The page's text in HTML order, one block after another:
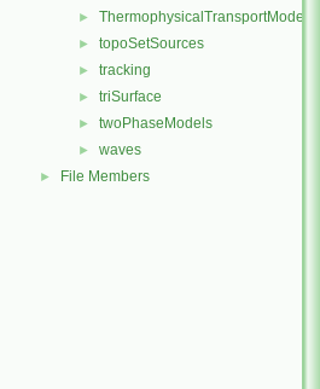
► ThermophysicalTransportModels
► topoSetSources
► tracking
► triSurface
► twoPhaseModels
► waves
► File Members